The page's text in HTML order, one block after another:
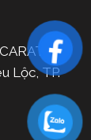
Lộc, TP.